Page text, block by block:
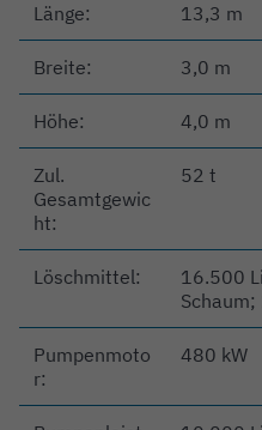
Länge: 13,3 m
Breite: 3,0 m
Höhe: 4,0 m
Zul.
Gesamtgewic
ht:
52 t
Löschmittel:
16.500
Pumpenmoto
r:
480 kW